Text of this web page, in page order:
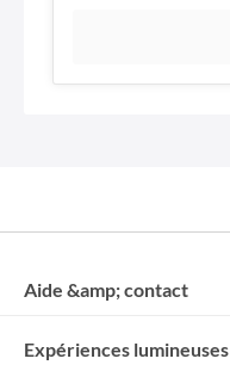
Aide &amp; contact
Expériences lumineuses